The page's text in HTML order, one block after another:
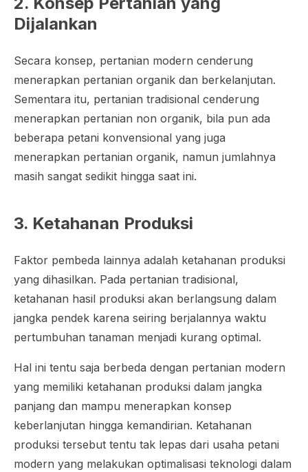
Dijalankan
Secara konsep, pertanian modern cenderung
menerapkan pertanian organik dan berkelanjutan.
Sementara itu, pertanian tradisional cenderung
menerapkan pertanian non organik, bila pun ada
beberapa petani konvensional yang juga
menerapkan pertanian organik, namun jumlahnya
masih sangat sedikit hingga saat ini.
3. Ketahanan Produksi
Faktor pembeda lainnya adalah ketahanan produksi
yang dihasilkan. Pada pertanian tradisional,
ketahanan hasil produksi akan berlangsung dalam
jangka pendek karena seiring berjalannya waktu
pertumbuhan tanaman menjadi kurang optimal.
Hal ini tentu saja berbeda dengan pertanian modern
yang memiliki ketahanan produksi dalam jangka
panjang dan mampu menerapkan konsep
keberlanjutan hingga kemandirian. Ketahanan
produksi tersebut tentu tak lepas dari usaha petani
modern yang melakukan optimalisasi teknologi dalam